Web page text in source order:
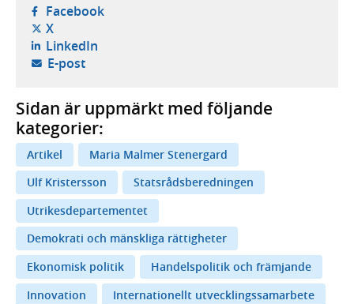
Facebook- öppnas i ny flik, extern webbplats,
X- öppnas i ny flik, extern webbplats,
LinkedIn- öppnas i ny flik, extern webbplats,
E-post- öppnar din e-postklient,
Sidan är uppmärkt med följande
kategorier:
Artikel
Maria Malmer Stenergard
Ulf Kristersson
Statsrådsberedningen
Utrikesdepartementet
Demokrati och mänskliga rättigheter
Ekonomisk politik
Handelspolitik och främjande
Innovation
Internationellt utvecklingssamarbete